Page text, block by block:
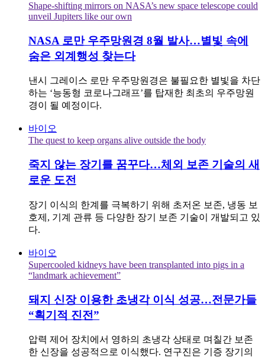
Shape-shifting mirrors on NASA’s new space telescope could
unveil Jupiters like our own
NASA 로만 우주망원경 8월 발사…별빛 속에
숨은 외계행성 찾는다
낸시 그레이스 로만 우주망원경은 불필요한 별빛을 차단
하는 ‘능동형 코로나그래프’를 탑재한 최초의 우주망원
경이 될 예정이다.
바이오
The quest to keep organs alive outside the body
죽지 않는 장기를 꿈꾸다…체외 보존 기술의 새
로운 도전
장기 이식의 한계를 극복하기 위해 초저온 보존, 냉동 보
호제, 기계 관류 등 다양한 장기 보존 기술이 개발되고 있
다.
바이오
Supercooled kidneys have been transplanted into pigs in a
“landmark achievement”
돼지 신장 이용한 초냉각 이식 성공…전문가들
“획기적 진전”
압력 제어 장치에서 영하의 초냉각 상태로 며칠간 보존
한 신장을 성공적으로 이식했다. 연구진은 기증 장기의